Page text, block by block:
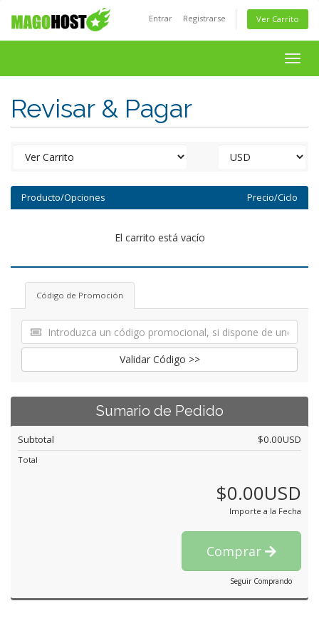
Entrar Registrarse Ver Carrito
Revisar & Pagar
Producto/Opciones Precio/Ciclo
El carrito está vacío
Código de Promoción
Validar Código >>
Sumario de Pedido
Subtotal $0.00USD
Total
$0.00USD
Importe a la Fecha
Comprar
Seguir Comprando